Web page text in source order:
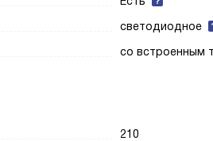
светодиодное
со встроенным
210